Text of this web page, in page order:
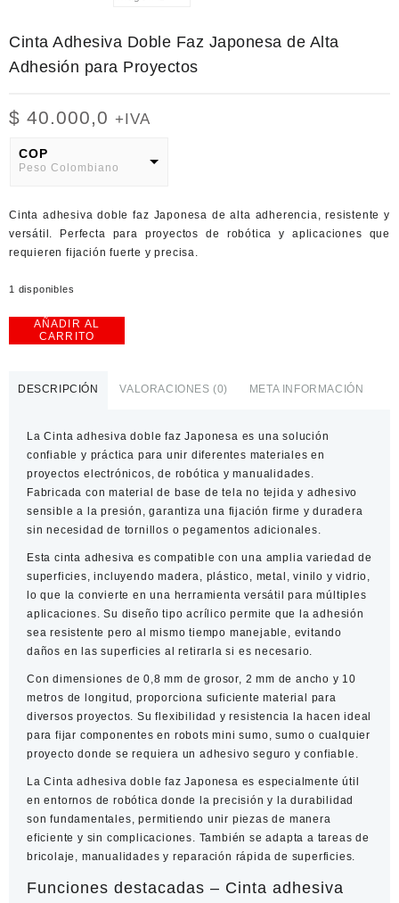
Cinta Adhesiva Doble Faz Japonesa de Alta
Adhesión para Proyectos
$ 40.000,0 +IVA
COP
Peso Colombiano
American Dollar
Cinta adhesiva doble faz Japonesa de alta adherencia, resistente y
versátil. Perfecta para proyectos de robótica y aplicaciones que
requieren fijación fuerte y precisa.
1 disponibles
Cinta
Adhesiva
Alta
Adhesión
para
Proyectos
cantidad
AÑADIR AL
CARRITO
DESCRIPCIÓN VALORACIONES (0) META INFORMACIÓN
LaCinta adhesiva doble faz Japonesa es una solución
confiable y práctica para unir diferentes materiales en
proyectos electrónicos, de robótica y manualidades.
Fabricada con material de base de tela no tejida y adhesivo
sensible a la presión, garantiza una fijación firme y duradera
sin necesidad de tornillos o pegamentos adicionales.
Esta cinta adhesiva es compatible con una amplia variedad de
superficies, incluyendo madera, plástico, metal, vinilo y vidrio,
lo que la convierte en una herramienta versátil para múltiples
aplicaciones. Su diseño tipo acrílico permite que la adhesión
sea resistente pero al mismo tiempo manejable, evitando
daños en las superficies al retirarla si es necesario.
Con dimensiones de 0,8 mm de grosor, 2 mm de ancho y 10
metros de longitud, proporciona suficiente material para
diversos proyectos. Su flexibilidad y resistencia la hacen ideal
para fijar componentes en robots mini sumo, sumo o cualquier
proyecto donde se requiera un adhesivo seguro y confiable.
LaCinta adhesiva doble faz Japonesa es especialmente útil
en entornos de robótica donde la precisión y la durabilidad
son fundamentales, permitiendo unir piezas de manera
eficiente y sin complicaciones. También se adapta a tareas de
bricolaje, manualidades y reparación rápida de superficies.
Funciones destacadas – Cinta adhesiva